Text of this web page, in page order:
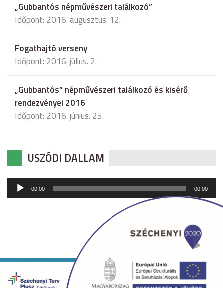
„Gubbantós népművészeri találkozó”
Időpont: 2016. augusztus. 12.
Fogathajtó verseny
Időpont: 2016. július. 2.
„Gubbantós” népművészeri találkozó és kisérő
rendezvényei 2016
Időpont: 2016. június. 25.
USZÓDI DALLAM
Audió
lejátszó
00:00 00:00
Copyright © 2026 uszod.hu Minden jog fenntartva. •